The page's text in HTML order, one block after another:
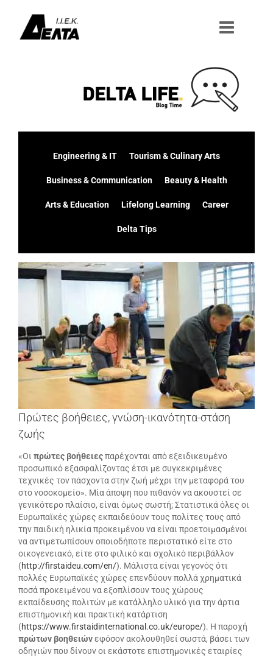
περιεχόμενο
Engineering & IT Tourism & Culinary Arts
Business & Communication Beauty & Health
Arts & Education Lifelong Learning Career
Delta Tips
Προβολή
μεγαλύτερης
Πρώτες βοήθειες, γνώση-ικανότητα-στάση
ζωής
«Οι πρώτες βοήθειεςπαρέχονται από εξειδικευμένο
προσωπικό εξασφαλίζοντας έτσι με συγκεκριμένες
τεχνικές τον πάσχοντα στην ζωή μέχρι την μεταφορά του
στο νοσοκομείο». Μία άποψη που πιθανόν να ακουστεί σε
γενικότερο πλαίσιο, είναι όμως σωστή; Στατιστικά όλες οι
Ευρωπαϊκές χώρες εκπαιδεύουν τους πολίτες τους από
την παιδική ηλικία προκειμένου να είναι προετοιμασμένοι
να αντιμετωπίσουν οποιοδήποτε περιστατικό είτε στο
οικογενειακό, είτε στο φιλικό και σχολικό περιβάλλον
(http://firstaideu.com/en/). Μάλιστα είναι γεγονός ότι
πολλές Ευρωπαϊκές χώρες επενδύουν πολλά χρηματικά
ποσά προκειμένου να εξοπλίσουν τους χώρους
εκπαίδευσης πολιτών με κατάλληλο υλικό για την άρτια
επιστημονική και πρακτική κατάρτιση
(https://www.firstaidinternational.co.uk/europe/). Η παροχή
πρώτων βοηθειώνεφόσον ακολουθηθεί σωστά, βάσει των
οδηγιών που δίνουν οι εκάστοτε επιστημονικές εταιρίες